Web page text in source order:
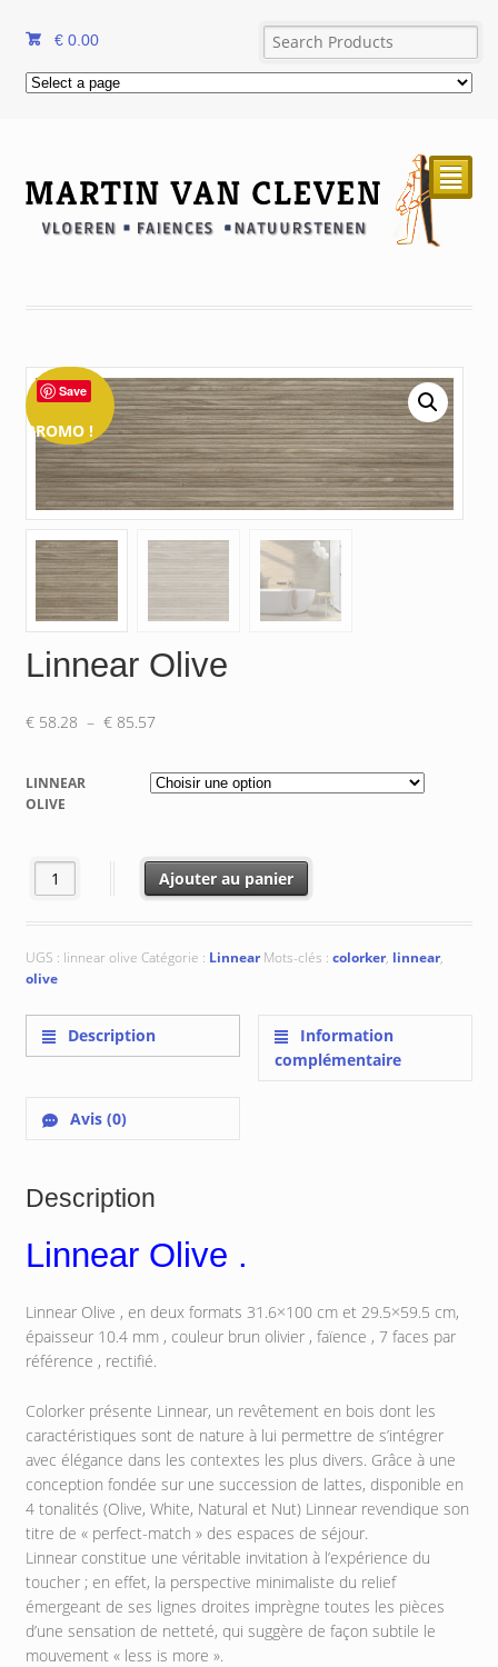
€ 0.00
²
PROMO !
Save
Linnear Olive
€58.28 – €85.57Plage
prix :
€ 58.28
LINNEAR
OLIVE
quantité de Linnear OliveAjouter au panier
UGS : linnear olive Catégorie : Linnear Mots-clés : colorker, linnear,
olive
Description
Information
complémentaire
Avis (0)
Description
Linnear Olive .
Linnear Olive , en deux formats 31.6×100 cm et 29.5×59.5 cm,
épaisseur 10.4 mm , couleur brun olivier , faïence , 7 faces par
référence , rectifié.
Colorker présente Linnear, un revêtement en bois dont les
caractéristiques sont de nature à lui permettre de s’intégrer
avec élégance dans les contextes les plus divers. Grâce à une
conception fondée sur une succession de lattes, disponible en
4 tonalités (Olive, White, Natural et Nut) Linnear revendique son
titre de « perfect-match » des espaces de séjour.
Linnear constitue une véritable invitation à l’expérience du
toucher ; en effet, la perspective minimaliste du relief
émergeant de ses lignes droites imprègne toutes les pièces
d’une sensation de netteté, qui suggère de façon subtile le
mouvement « less is more ».